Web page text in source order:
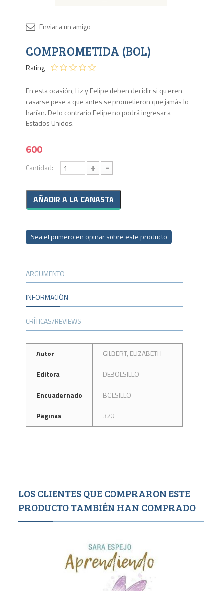
COMPROMETIDA (BOL)
Rating
En esta ocasión, Liz y Felipe deben decidir si quieren
casarse pese a que antes se prometieron que jamás lo
harían. De lo contrario Felipe no podrá ingresar a
Estados Unidos.
600
Cantidad: + -
Sea el primero en opinar sobre este producto
ARGUMENTO
INFORMACIÓN
CRÍTICAS/REVIEWS
Autor
GILBERT, ELIZABETH
Editora
DEBOLSILLO
Encuadernado
BOLSILLO
Páginas
320
LOS CLIENTES QUE COMPRARON ESTE
PRODUCTO TAMBIÉN HAN COMPRADO